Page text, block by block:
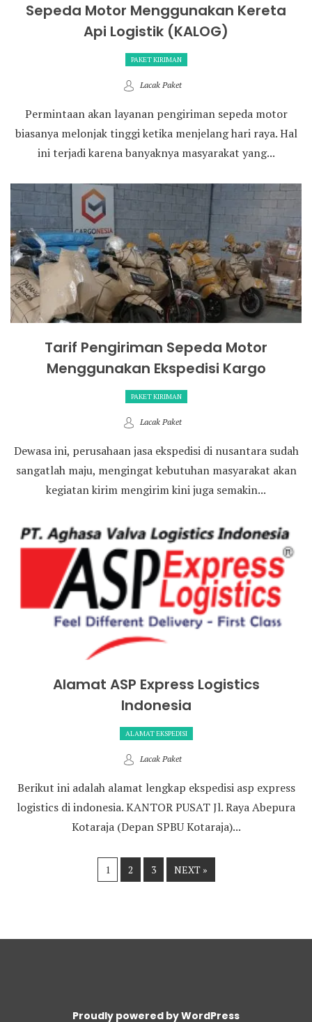
Sepeda Motor Menggunakan Kereta
Api Logistik (KALOG)
PAKET KIRIMAN
Lacak Paket
Permintaan akan layanan pengiriman sepeda motor
biasanya melonjak tinggi ketika menjelang hari raya. Hal
ini terjadi karena banyaknya masyarakat yang...
Tarif Pengiriman Sepeda Motor
Menggunakan Ekspedisi Kargo
PAKET KIRIMAN
Lacak Paket
Dewasa ini, perusahaan jasa ekspedisi di nusantara sudah
sangatlah maju, mengingat kebutuhan masyarakat akan
kegiatan kirim mengirim kini juga semakin...
Alamat ASP Express Logistics
Indonesia
ALAMAT EKSPEDISI
Lacak Paket
Berikut ini adalah alamat lengkap ekspedisi asp express
logistics di indonesia. KANTOR PUSAT Jl. Raya Abepura
Kotaraja (Depan SPBU Kotaraja)...
1 2 3 NEXT »
Proudly powered by WordPress